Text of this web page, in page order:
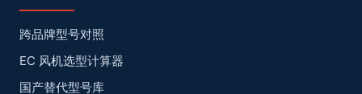
跨品牌型号对照
EC 风机选型计算器
国产替代型号库